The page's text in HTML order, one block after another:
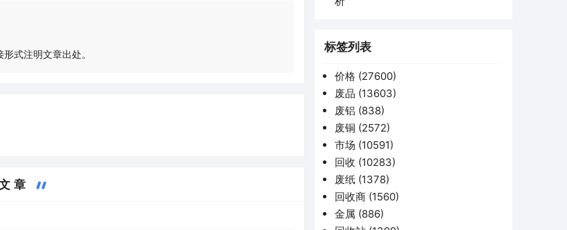
式注明文章出处。
章
标签列表
价格 (27600)
废品 (13603)
废铝 (838)
废铜 (2572)
市场 (10591)
回收 (10283)
废纸 (1378)
回收商 (1560)
金属 (886)